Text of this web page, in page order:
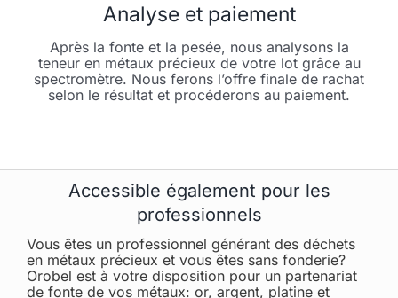
Analyse et paiement
Après la fonte et la pesée, nous analysons la
teneur en métaux précieux de votre lot grâce au
spectromètre. Nous ferons l’offre finale de rachat
selon le résultat et procéderons au paiement.
Accessible également pour les
professionnels
Vous êtes un professionnel générant des déchets
en métaux précieux et vous êtes sans fonderie?
Orobel est à votre disposition pour un partenariat
de fonte de vos métaux: or, argent, platine et